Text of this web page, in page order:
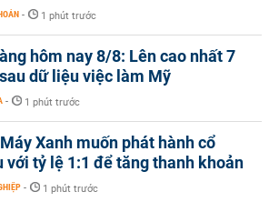
- 1 phút trước
hôm nay 8/8: Lên cao nhất 7
dữ liệu việc làm Mỹ
- 1 phút trước
Xanh muốn phát hành cổ
với tỷ lệ 1:1 để tăng thanh khoản
- 1 phút trước